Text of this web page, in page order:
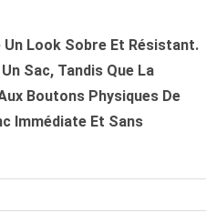
Un Look Sobre Et Résistant.
Sac, Tandis Que La
Boutons Physiques De
Immédiate Et Sans